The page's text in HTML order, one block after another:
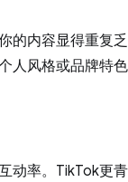
的内容显得重复
人风格或品牌特
动率。TikTok更